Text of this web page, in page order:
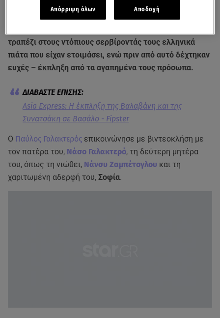
τραπέζι στους ντόπιους σερβίροντάς τους ελληνικά
πιάτα που είχαν ετοιμάσει, ενώ πριν από αυτό δέχτηκαν
ευχές – έκπληξη από τα αγαπημένα τους πρόσωπα.
Asia Express: Η έκπληξη της Βαλαβάνη και της
Συνατσάκη σε Βασάλο - Fipster
Ο Παύλος Γαλακτερός επικοινώνησε με βιντεοκλήση με
τον πατέρα του, Νάσο Γαλακτερό, τη δεύτερη μητέρα
του, όπως τη νιώθει, Νάνσυ Ζαμπέτογλου και τη
χαριτωμένη αδερφή του, Σοφία.
Απόρριψη όλων Αποδοχή